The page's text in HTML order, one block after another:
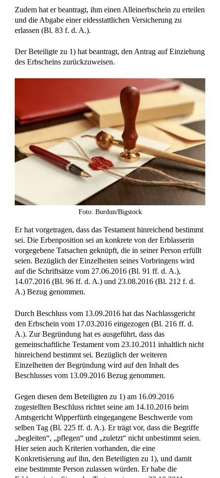
Zudem hat er beantragt, ihm einen Alleinerbschein zu erteilen
und die Abgabe einer eidesstattlichen Versicherung zu
erlassen (Bl. 83 f. d. A.).
Der Beteiligte zu 1) hat beantragt, den Antrag auf Einziehung
des Erbscheins zurückzuweisen.
Foto: Burdun/Bigstock
Er hat vorgetragen, dass das Testament hinreichend bestimmt
sei. Die Erbenposition sei an konkrete von der Erblasserin
vorgegebene Tatsachen geknüpft, die in seiner Person erfüllt
seien. Bezüglich der Einzelheiten seines Vorbringens wird
auf die Schriftsätze vom 27.06.2016 (Bl. 91 ff. d. A.),
14.07.2016 (Bl. 96 ff. d. A.) und 23.08.2016 (Bl. 212 f. d.
A.) Bezug genommen.
Durch Beschluss vom 13.09.2016 hat das Nachlassgericht
den Erbschein vom 17.03.2016 eingezogen (Bl. 216 ff. d.
A.). Zur Begründung hat es ausgeführt, dass das
gemeinschaftliche Testament vom 23.10.2011 inhaltlich nicht
hinreichend bestimmt sei. Bezüglich der weiteren
Einzelheiten der Begründung wird auf den Inhalt des
Beschlusses vom 13.09.2016 Bezug genommen.
Gegen diesen dem Beteiligten zu 1) am 16.09.2016
zugestellten Beschluss richtet seine am 14.10.2016 beim
Amtsgericht Wipperfürth eingegangene Beschwerde vom
selben Tag (Bl. 225 ff. d. A.). Er trägt vor, dass die Begriffe
„begleiten“, „pflegen“ und „zuletzt“ nicht unbestimmt seien.
Hier seien auch Kriterien vorhanden, die eine
Konkretisierung auf ihn, den Beteiligten zu 1), und damit
eine bestimmte Person zulassen würden. Er habe die